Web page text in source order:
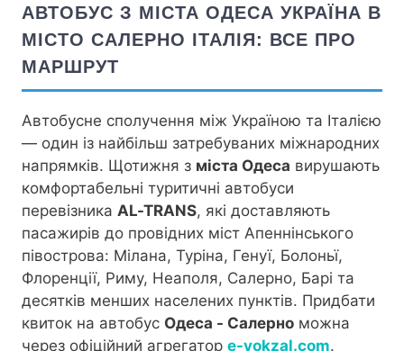
АВТОБУС З МІСТА ОДЕСА УКРАЇНА В
МІСТО САЛЕРНО ІТАЛІЯ: ВСЕ ПРО
МАРШРУТ
Автобусне сполучення між Україною та Італією
— один із найбільш затребуваних міжнародних
напрямків. Щотижня з міста Одеса вирушають
комфортабельні туритичні автобуси
перевізника AL-TRANS, які доставляють
пасажирів до провідних міст Апеннінського
півострова: Мілана, Туріна, Генуї, Болоньї,
Флоренції, Риму, Неаполя, Салерно, Барі та
десятків менших населених пунктів. Придбати
квиток на автобус Одеса - Салерно можна
через офіційний агрегатор e-vokzal.com.